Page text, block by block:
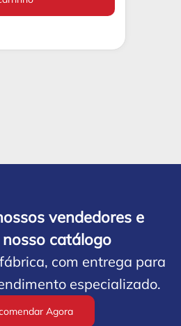
vendedores e
catálogo
com entrega para
especializado.
Agora